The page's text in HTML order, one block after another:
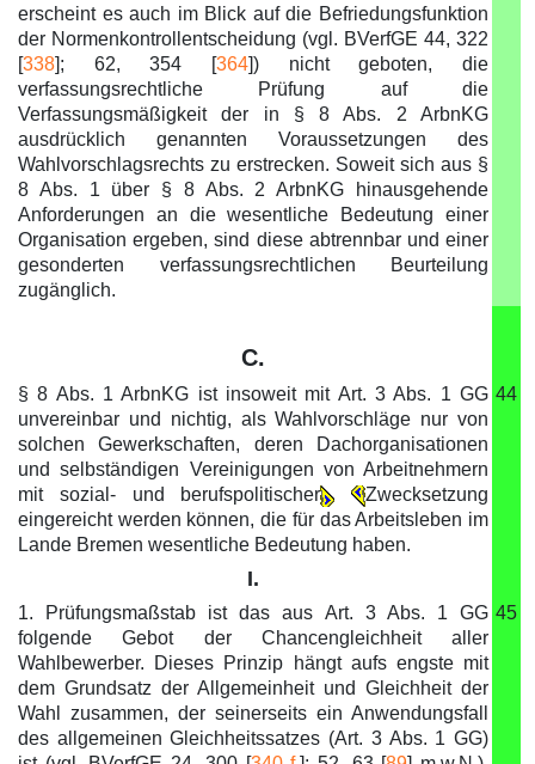
erscheint es auch im Blick auf die Befriedungsfunktion
der Normenkontrollentscheidung (vgl. BVerfGE 44, 322
[338]; 62, 354 [364]) nicht geboten, die
verfassungsrechtliche Prüfung auf die
Verfassungsmäßigkeit der in § 8 Abs. 2 ArbnKG
ausdrücklich genannten Voraussetzungen des
Wahlvorschlagsrechts zu erstrecken. Soweit sich aus §
8 Abs. 1 über § 8 Abs. 2 ArbnKG hinausgehende
Anforderungen an die wesentliche Bedeutung einer
Organisation ergeben, sind diese abtrennbar und einer
gesonderten verfassungsrechtlichen Beurteilung
zugänglich.
C.
§ 8 Abs. 1 ArbnKG ist insoweit mit Art. 3 Abs. 1 GG
unvereinbar und nichtig, als Wahlvorschläge nur von
solchen Gewerkschaften, deren Dachorganisationen
und selbständigen Vereinigungen von Arbeitnehmern
mit sozial- und berufspolitischer
Zwecksetzung
eingereicht werden können, die für das Arbeitsleben im
Lande Bremen wesentliche Bedeutung haben.
44
I.
1. Prüfungsmaßstab ist das aus Art. 3 Abs. 1 GG
folgende Gebot der Chancengleichheit aller
Wahlbewerber. Dieses Prinzip hängt aufs engste mit
dem Grundsatz der Allgemeinheit und Gleichheit der
Wahl zusammen, der seinerseits ein Anwendungsfall
des allgemeinen Gleichheitssatzes (Art. 3 Abs. 1 GG)
45